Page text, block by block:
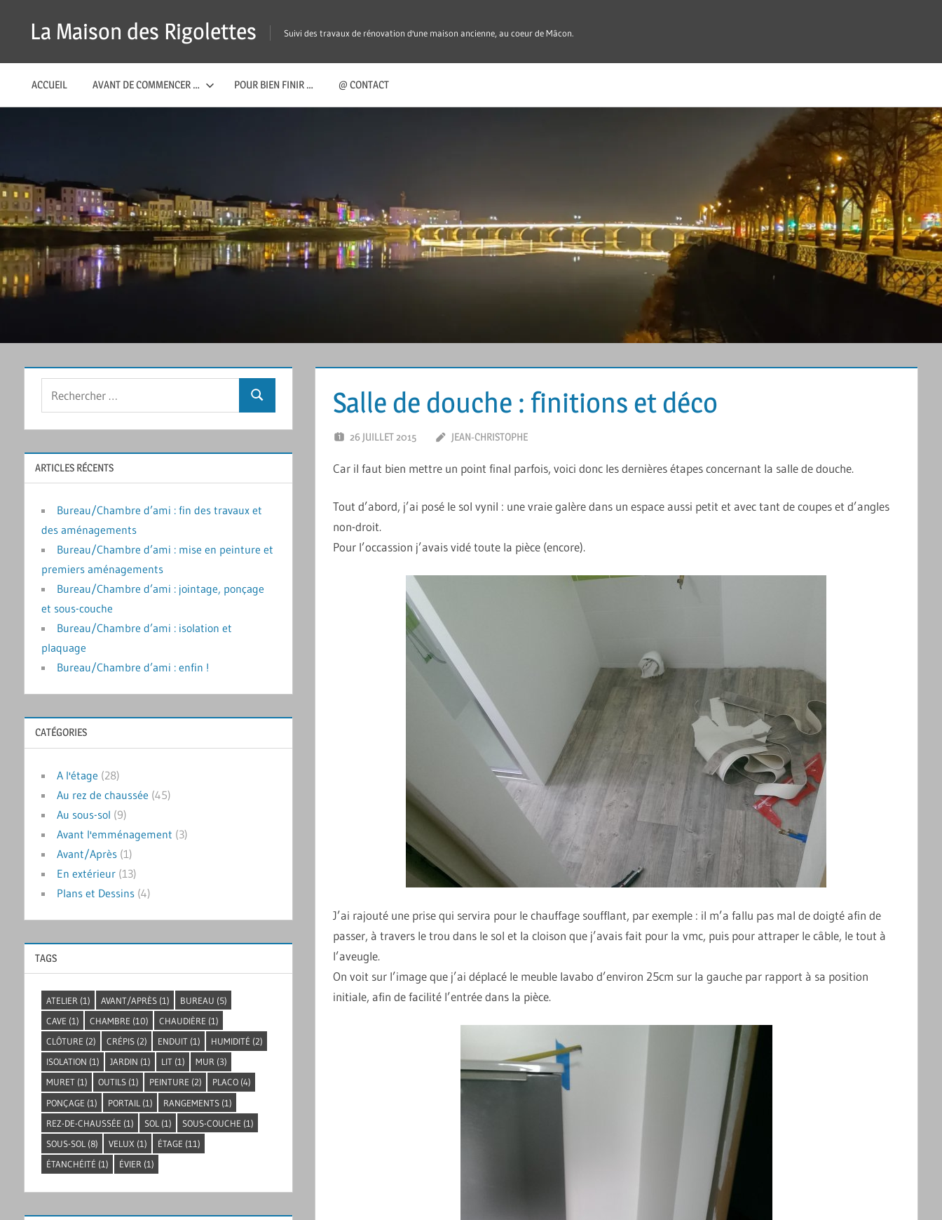
La Maison des Rigolettes Suivi des travaux de rénovation d'une maison ancienne, au coeur de Mâcon.
ACCUEIL AVANT DE COMMENCER … POUR BIEN FINIR … @ CONTACT
Salle de douche : finitions et déco
26 JUILLET 2015 JEAN-CHRISTOPHE
Car il faut bien mettre un point final parfois, voici donc les dernières étapes concernant la salle de douche.
Tout d’abord, j’ai posé le sol vynil : une vraie galère dans un espace aussi petit et avec tant de coupes et d’angles
non-droit.
Pour l’occassion j’avais vidé toute la pièce (encore).
J’ai rajouté une prise qui servira pour le chauffage soufflant, par exemple : il m’a fallu pas mal de doigté afin de
passer, à travers le trou dans le sol et la cloison que j’avais fait pour la vmc, puis pour attraper le câble, le tout à
l’aveugle.
On voit sur l’image que j’ai déplacé le meuble lavabo d’environ 25cm sur la gauche par rapport à sa position
initiale, afin de facilité l’entrée dans la pièce.
Recherche
ARTICLES RÉCENTS
Bureau/Chambre d’ami : fin des travaux et
des aménagements
Bureau/Chambre d’ami : mise en peinture et
premiers aménagements
Bureau/Chambre d’ami : jointage, ponçage
et sous-couche
Bureau/Chambre d’ami : isolation et
plaquage
Bureau/Chambre d’ami : enfin !
CATÉGORIES
A l'étage (28)
Au rez de chaussée (45)
Au sous-sol (9)
Avant l'emménagement (3)
Avant/Après (1)
En extérieur (13)
Plans et Dessins (4)
TAGS
ATELIER (1) AVANT/APRÈS(1) BUREAU (5)
CAVE (1) CHAMBRE (10) CHAUDIÈRE (1)
CLÔTURE (2) CRÉPIS(2) ENDUIT(1) HUMIDITÉ (2)
ISOLATION (1) JARDIN (1) LIT(1) MUR(3)
MURET(1) OUTILS(1) PEINTURE (2) PLACO(4)
PONÇAGE (1) PORTAIL (1) RANGEMENTS(1)
REZ-DE-CHAUSSÉE (1) SOL (1) SOUS-COUCHE (1)
SOUS-SOL (8) VELUX (1) ÉTAGE (11)
ÉTANCHÉITÉ (1) ÉVIER (1)